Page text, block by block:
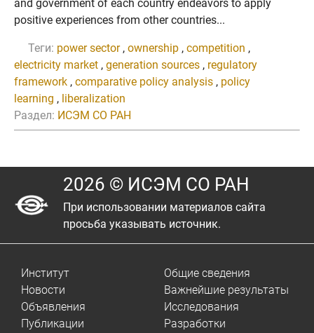
and government of each country endeavors to apply
positive experiences from other countries...
Теги: power sector, ownership , competition ,
electricity market , generation sources , regulatory
framework , comparative policy analysis , policy
learning , liberalization
Раздел: ИСЭМ СО РАН
2026 © ИСЭМ СО РАН
При использовании материалов сайта
просьба указывать источник.
Институт
Новости
Объявления
Публикации
Общие сведения
Важнейшие результаты
Исследования
Разработки